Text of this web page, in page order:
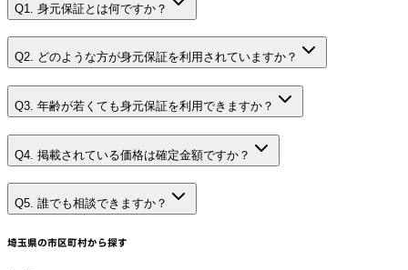
Q1. 身元保証とは何ですか？
Q2. どのような方が身元保証を利用されていますか？
Q3. 年齢が若くても身元保証を利用できますか？
Q4. 掲載されている価格は確定金額ですか？
Q5. 誰でも相談できますか？
埼玉県の市区町村から探す